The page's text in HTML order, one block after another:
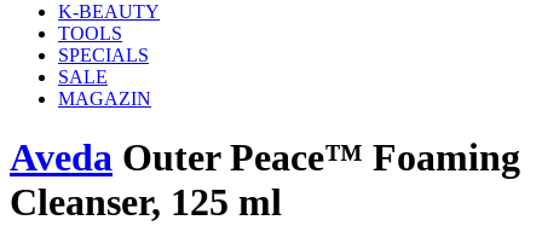
K-BEAUTY
TOOLS
SPECIALS
SALE
MAGAZIN
Aveda Outer Peace™ Foaming
Cleanser, 125 ml